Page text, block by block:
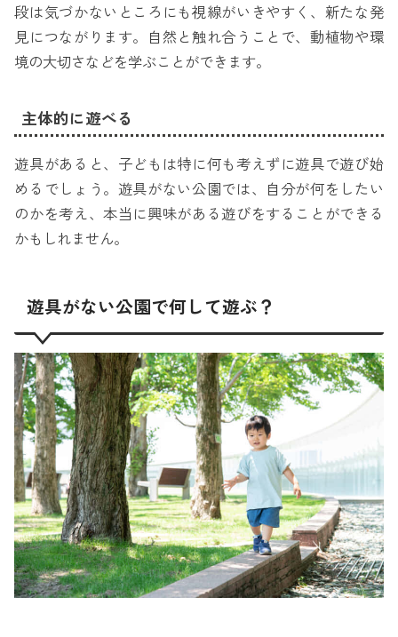
段は気づかないところにも視線がいきやすく、新たな発
見につながります。自然と触れ合うことで、動植物や環
境の大切さなどを学ぶことができます。
主体的に遊べる
遊具があると、子どもは特に何も考えずに遊具で遊び始
めるでしょう。遊具がない公園では、自分が何をしたい
のかを考え、本当に興味がある遊びをすることができる
かもしれません。
遊具がない公園で何して遊ぶ？